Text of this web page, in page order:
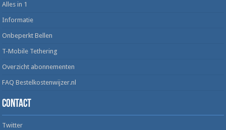
Alles in 1
Informatie
Onbeperkt Bellen
T-Mobile Tethering
Overzicht abonnementen
FAQ Bestelkostenwijzer.nl
Contact
Twitter